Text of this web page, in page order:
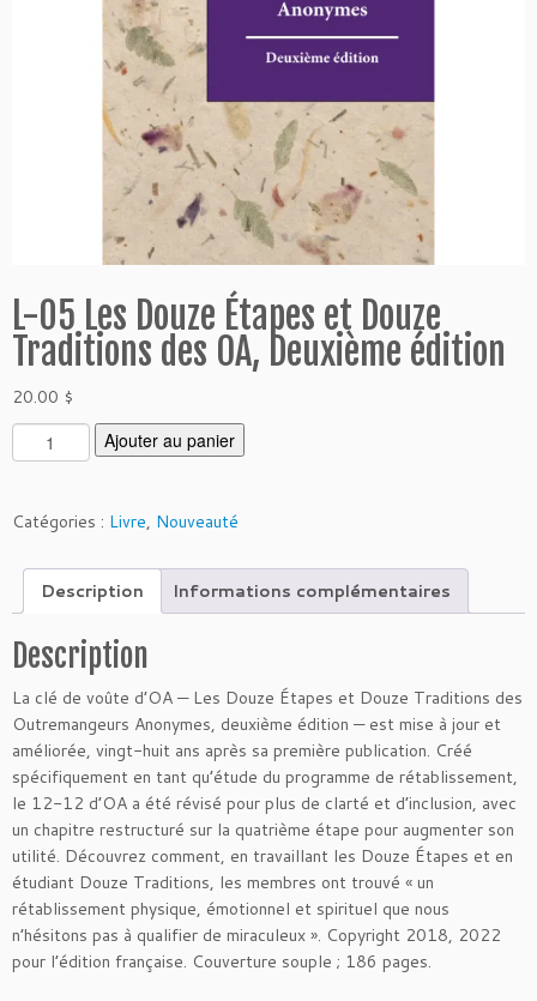
L-05 Les Douze Étapes et Douze
Traditions des OA, Deuxième édition
20.00 $
q
u
n
é
d
e
L
-
0
5
L
e
s
D
o
u
z
Ajouter au panier
Catégories : Livre, Nouveauté
Description Informations complémentaires
Description
La clé de voûte d’OA —Les Douze Étapes et Douze Traditions des
Outremangeurs Anonymes, deuxième édition —est mise à jour et
améliorée, vingt-huit ans après sa première publication. Créé
spécifiquement en tant qu’étude du programme de rétablissement,
le 12-12 d’OA a été révisé pour plus de clarté et d’inclusion, avec
un chapitre restructuré sur la quatrième étape pour augmenter son
utilité. Découvrez comment, en travaillant les Douze Étapes et en
étudiant Douze Traditions, les membres ont trouvé « un
rétablissement physique, émotionnel et spirituel que nous
n’hésitons pas à qualifier de miraculeux ». Copyright 2018, 2022
pour l’édition française. Couverture souple ; 186 pages.